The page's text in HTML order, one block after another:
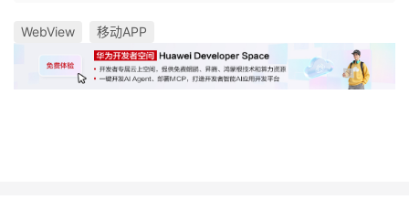
WebView 移动APP